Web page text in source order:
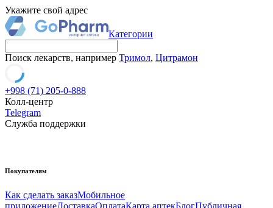
Укажите свой адрес
Категории
Поиск лекарств, например Тримол, Цитрамон
+998 (71) 205-0-888
Колл-центр
Telegram
Служба поддержки
Покупателям
Как сделать заказМобильное
приложениеДоставкаОплатаКарта аптекБлогПубличная